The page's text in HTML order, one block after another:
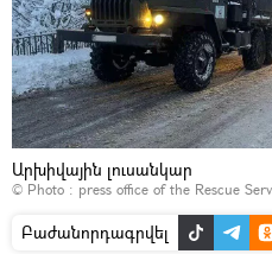
Արխիվային լուսանկար
© Photo : press office of the Rescue
Բաժանորդագրվել